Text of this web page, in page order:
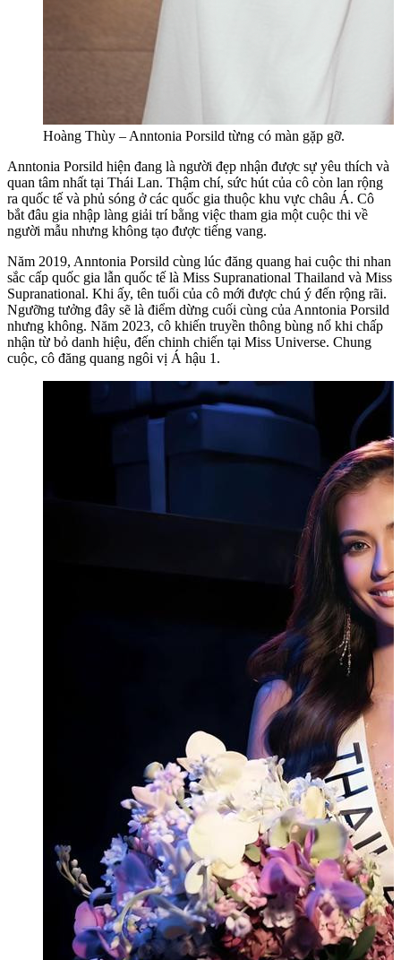
Hoàng Thùy – Anntonia Porsild từng có màn gặp gỡ.
Anntonia Porsild hiện đang là người đẹp nhận được sự yêu thích và
quan tâm nhất tại Thái Lan. Thậm chí, sức hút của cô còn lan rộng
ra quốc tế và phủ sóng ở các quốc gia thuộc khu vực châu Á. Cô
bắt đâu gia nhập làng giải trí bằng việc tham gia một cuộc thi về
người mẫu nhưng không tạo được tiếng vang.
Năm 2019, Anntonia Porsild cùng lúc đăng quang hai cuộc thi nhan
sắc cấp quốc gia lẫn quốc tế là Miss Supranational Thailand và Miss
Supranational. Khi ấy, tên tuổi của cô mới được chú ý đến rộng rãi.
Ngưỡng tưởng đây sẽ là điểm dừng cuối cùng của Anntonia Porsild
nhưng không. Năm 2023, cô khiến truyền thông bùng nổ khi chấp
nhận từ bỏ danh hiệu, đến chinh chiến tại Miss Universe. Chung
cuộc, cô đăng quang ngôi vị Á hậu 1.